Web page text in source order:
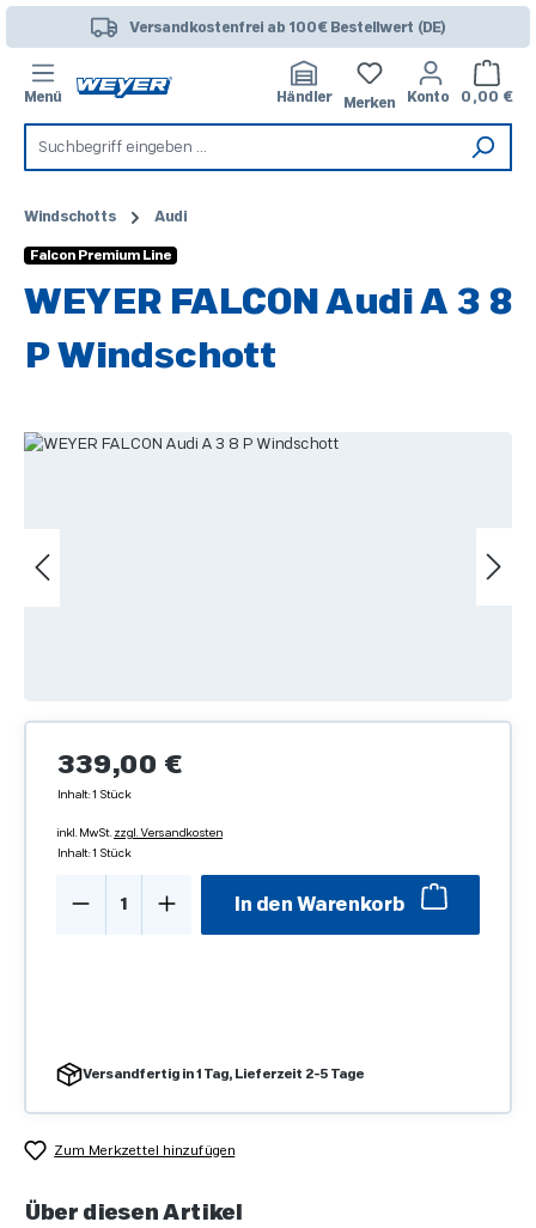
Zum Hauptinhalt springenVersandkostenfrei ab 100€ Bestellwert (DE)
Menü Händler Merken Konto 0,00 €
Windschotts Audi
Falcon Premium Line
WEYER FALCON Audi A 3 8
P Windschott
Bildergalerie überspringen
Regulärer Preis:
339,00 €
Inhalt:1 Stück
inkl. MwSt. zzgl. Versandkosten
Inhalt:1 Stück
Produkt Anzahl: Gib den gewünschten
In den Warenkorb
Versandfertig in 1 Tag, Lieferzeit 2-5 Tage
Zum Merkzettel hinzufügen
Über diesen Artikel